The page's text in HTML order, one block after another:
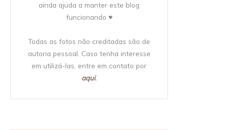
ainda ajuda a manter este blog
funcionando ♥
Todas as fotos não creditadas são de
autoria pessoal. Caso tenha interesse
em utilizá-las, entre em contato por
aqui.